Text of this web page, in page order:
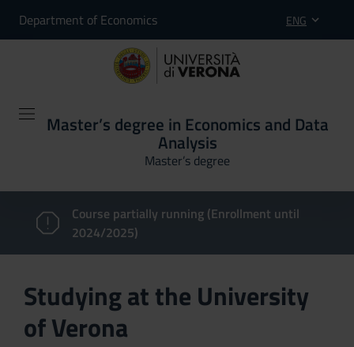
Department of Economics ENG
Master’s degree in Economics and Data
Analysis
Master’s degree
Course partially running (Enrollment until
2024/2025)
Studying at the University
of Verona